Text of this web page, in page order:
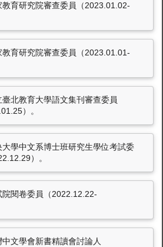
育研究院審查委員（2023.01.02-
育研究院審查委員（2023.01.01-
北教育大學語文集刊審查委員
）。
學中文系博士班研究生學位考試委
）。
閱卷委員（2022.12.22-
文學會新書精讀會討論人